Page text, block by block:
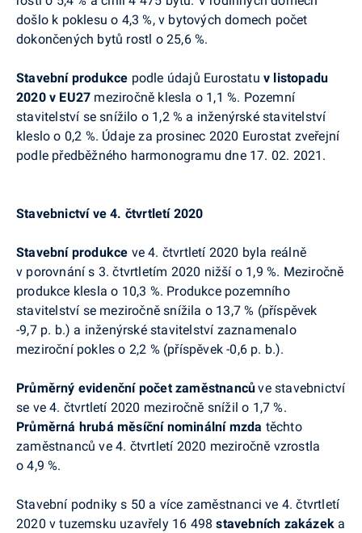
došlo k poklesu o 4,3 %, v bytových domech počet
dokončených bytů rostl o 25,6 %.
Stavební produkce podle údajů Eurostatu v listopadu
2020 v EU27 meziročně klesla o 1,1 %. Pozemní
stavitelství se snížilo o 1,2 % a inženýrské stavitelství
kleslo o 0,2 %. Údaje za prosinec 2020 Eurostat zveřejní
podle předběžného harmonogramu dne 17. 02. 2021.
Stavebnictví ve 4. čtvrtletí 2020
Stavební produkce ve 4. čtvrtletí 2020 byla reálně
v porovnání s 3. čtvrtletím 2020 nižší o 1,9 %. Meziročně
produkce klesla o 10,3 %. Produkce pozemního
stavitelství se meziročně snížila o 13,7 % (příspěvek
-9,7 p. b.) a inženýrské stavitelství zaznamenalo
meziroční pokles o 2,2 % (příspěvek -0,6 p. b.).
Průměrný evidenční počet zaměstnancůve stavebnictví
se ve 4. čtvrtletí 2020 meziročně snížil o 1,7 %.
Průměrná hrubá měsíční nominální mzda těchto
zaměstnanců ve 4. čtvrtletí 2020 meziročně vzrostla
o 4,9 %.
Stavební podniky s 50 a více zaměstnanci ve 4. čtvrtletí
2020 v tuzemsku uzavřely 16 498 stavebních zakázek a